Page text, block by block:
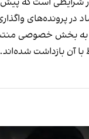
در پرونده‌های
به بخش خصوصی
با آن بازداشت شده‌اند.